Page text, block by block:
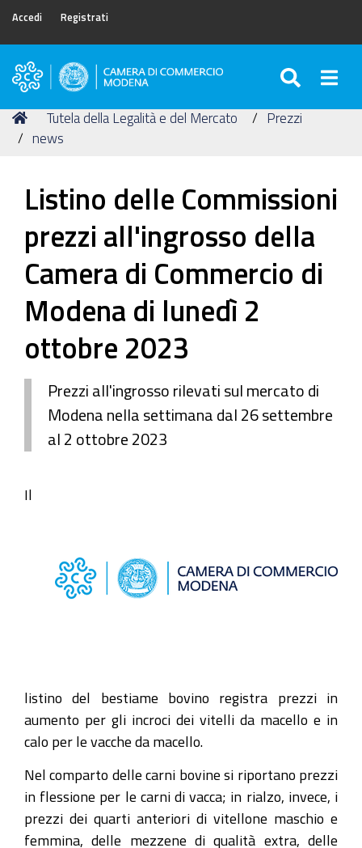
Accedi Registrati
Camera
Commercio
di
Tu
sei
Home
Tutela della Legalità e del Mercato
Prezzi
news
Listino delle Commissioni
prezzi all'ingrosso della
Camera di Commercio di
Modena di lunedì 2
ottobre 2023
Prezzi all'ingrosso rilevati sul mercato di
Modena nella settimana dal 26 settembre
al 2 ottobre 2023
Il
listino del bestiame bovino registra prezzi in
aumento per gli incroci dei vitelli da macello e in
calo per le vacche da macello.
Nel comparto delle carni bovine si riportano prezzi
in flessione per le carni di vacca; in rialzo, invece, i
prezzi dei quarti anteriori di vitellone maschio e
femmina, delle mezzene di qualità extra, delle